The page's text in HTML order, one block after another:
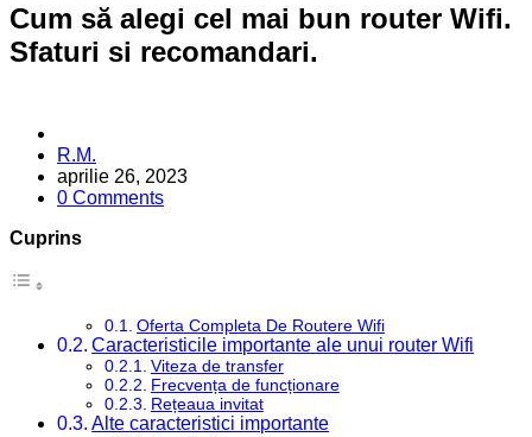
Cum să alegi cel mai bun router Wifi.
Sfaturi si recomandari.
Posted
by
R.M.
aprilie 26, 2023
0 Comments
Cuprins
Oferta Completa De Routere Wifi
Caracteristicile importante ale unui router Wifi
Viteza de transfer
Frecvența de funcționare
Rețeaua invitat
Alte caracteristici importante